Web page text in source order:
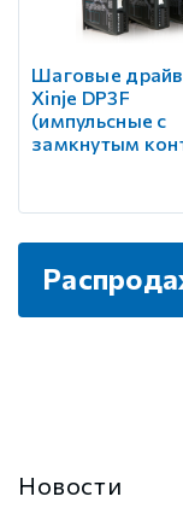
Шаговые
Xinje DP3F
(импульсные с
замкнутым
Новости